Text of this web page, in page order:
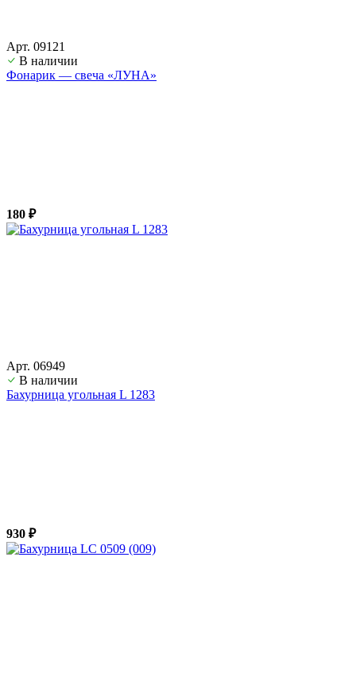
Арт. 09121
В наличии
Фонарик — свеча «ЛУНА»
180 ₽
Арт. 06949
В наличии
Бахурница угольная L 1283
930 ₽